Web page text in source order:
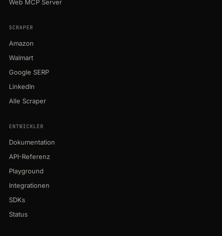
Web MCP Server
SCRAPER
Amazon
Walmart
Google SERP
LinkedIn
Alle Scraper
ENTWICKLER
Dokumentation
API-Referenz
Playground
Integrationen
SDKs
Status